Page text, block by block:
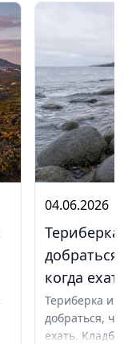
04.06.2026
когда
Териберка
добраться,
ехать.